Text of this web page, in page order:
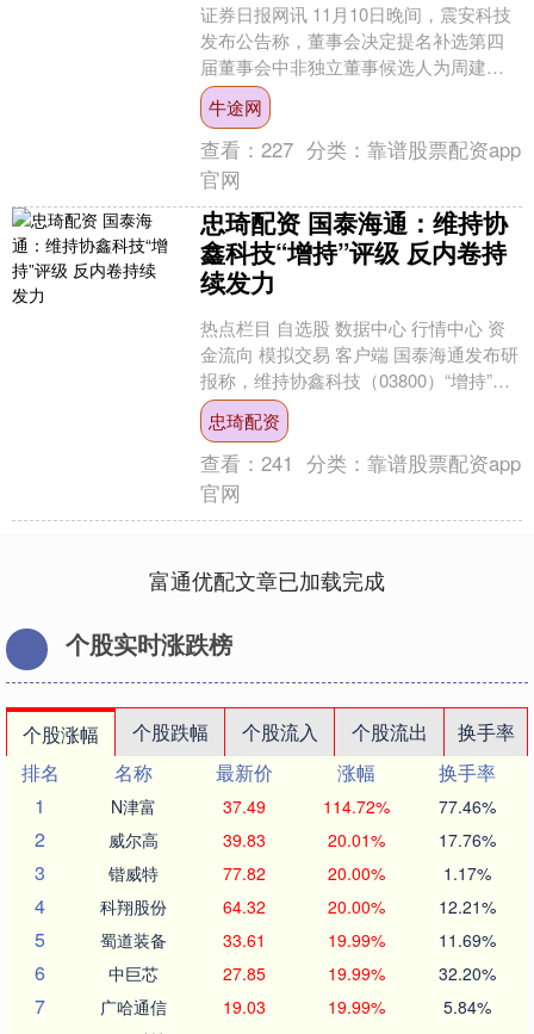
证券日报网讯 11月10日晚间，震安科技
发布公告称，董事会决定提名补选第四
届董事会中非独立董事候选人为周建旗
先生、叶文亦先生。....
牛途网
查看：227 分类：靠谱股票配资app
官网
忠琦配资 国泰海通：维持协
鑫科技“增持”评级 反内卷持
续发力
热点栏目 自选股 数据中心 行情中心 资
金流向 模拟交易 客户端 国泰海通发布研
报称，维持协鑫科技（03800）“增持”评
级，预计公司25-27年BPS分别为1....
忠琦配资
查看：241 分类：靠谱股票配资app
官网
富通优配文章已加载完成
个股实时涨跌榜
个股涨幅 个股跌幅 个股流入 个股流出
换手率
排名
名称 最新价 涨幅
换手率
1
N津富 37.49 114.72% 77.46%
2 威尔高 39.83 20.01% 17.76%
3 锴威特 77.82 20.00% 1.17%
4 科翔股份 64.32 20.00% 12.21%
5 蜀道装备 33.61 19.99% 11.69%
6 中巨芯 27.85 19.99% 32.20%
7 广哈通信 19.03 19.99% 5.84%